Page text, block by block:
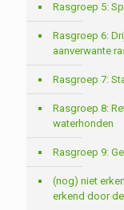
Rasgroep 5:
Rasgroep 6:
aanverwante
Rasgroep 7:
Rasgroep 8:
waterhonden
Rasgroep 9:
(nog) niet
erkend door de